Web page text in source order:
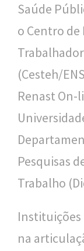
Saúde
o Centro de
(Cesteh/
Renast On-
Pesquisas
Trabalho
na